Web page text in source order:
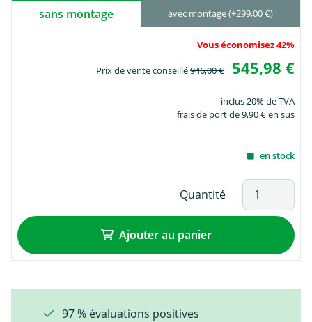
sans montage avec montage (+299,00 €)
Vous économisez 42%
Prix de vente conseillé946,00 € 545,98 €
inclus 20% de TVA
frais de port de 9,90 € en sus
en stock
Quantité
Ajouter au panier
97 % évaluations positives